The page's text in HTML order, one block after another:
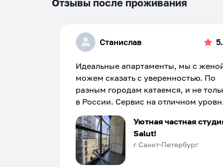
Отзывы после проживания
Станислав
Идеальные апартаменты, мы с
можем сказать с уверенностью. По
разным городам катаемся, и не
в России. Сервис на отличном
Хозяин апартаментов доброй души
человек, всегда можно
подскажет что как и почему.
Рекомендуем на 100% и вам, и
и сами будем приезжать еще...
Уютная частная
Salut!
г Санкт-Петербург